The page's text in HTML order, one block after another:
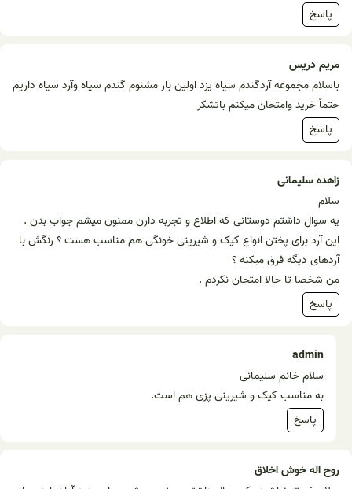
پاسخ
مریم دریس
باسلام مجموعه آردگندم سیاه یزد اولین بار مشنوم گندم سیاه وآرد سیاه داریم
حتماً خرید وامتحان میکنم باتشکر
پاسخ
زاهده سلیمانی
سلام
یه سوال داشتم دوستانی که اطلاع و تجربه دارن ممنون میشم جواب بدن .
این آرد برای پختن انواع کیک و شیرینی خونگی هم مناسب هست ؟ رنگش با
آردهای دیگه فرق میکنه ؟
من شخصا تا حالا امتحان نکردم .
پاسخ
admin
سلام خانم سلیمانی
به مناسب کیک و شیرینی پزی هم است.
پاسخ
روح اله خوش اخلاق